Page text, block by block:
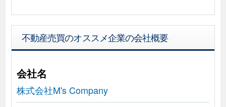
不動産売買のオススメ企業の会社概要
会社名
株式会社M's Company